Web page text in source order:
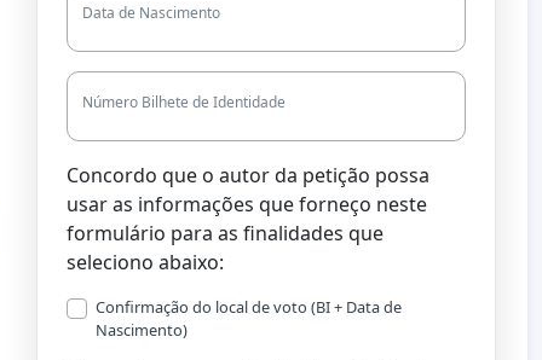
Data de Nascimento
Número Bilhete de Identidade
Concordo que o autor da petição possa
usar as informações que forneço neste
formulário para as finalidades que
seleciono abaixo:
Confirmação do local de voto (BI + Data de
Nascimento)